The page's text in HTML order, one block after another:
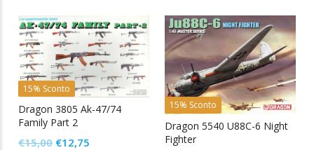
€15,00.€12,75.
15% Sconto
Dragon 3805 Ak-47/74
Family Part 2
€15,00 Il
€12,75
15% Sconto
Dragon 5540 U88C-6 Night
Fighter